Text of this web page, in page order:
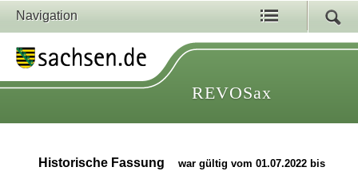
Navigation
REVOSax
Historische Fassung
war gültig vom 01.07.2022 bis